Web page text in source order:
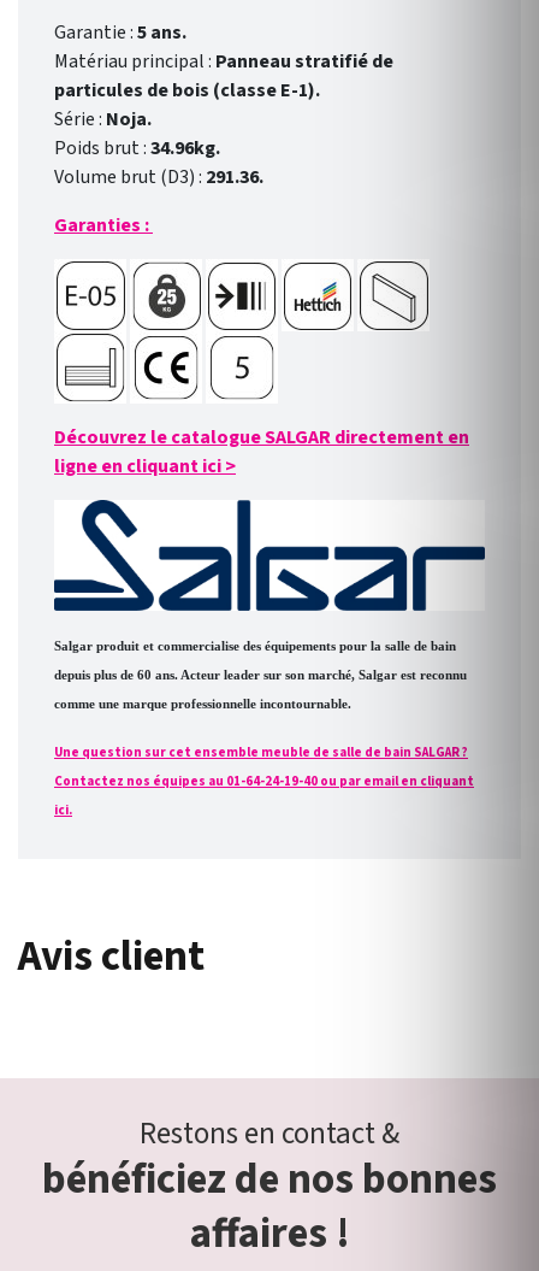
Garantie :5 ans.
Matériau principal : Panneau stratifié de
particules de bois (classe E-1).
Série : Noja.
Poids brut :34.96kg.
Volume brut (D3) : 291.36.
Garanties :
Découvrez le catalogue SALGAR directement en
ligne en cliquant ici>
Salgar produit et commercialise des équipements pour la salle de bain
depuis plus de 60 ans. Acteur leader sur son marché, Salgar est reconnu
comme une marque professionnelle incontournable.
Une question sur cet ensemble meuble de salle de bain SALGAR ?
Contactez nos équipes au 01-64-24-19-40 ou par email en cliquant
ici.
Avis client
Restons en contact &
bénéficiez de nos bonnes
affaires !